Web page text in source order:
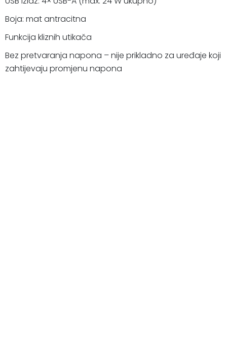
Boja: mat antracitna
Funkcija kliznih utikača
Bez pretvaranja napona – nije prikladno za uređaje koji
zahtijevaju promjenu napona